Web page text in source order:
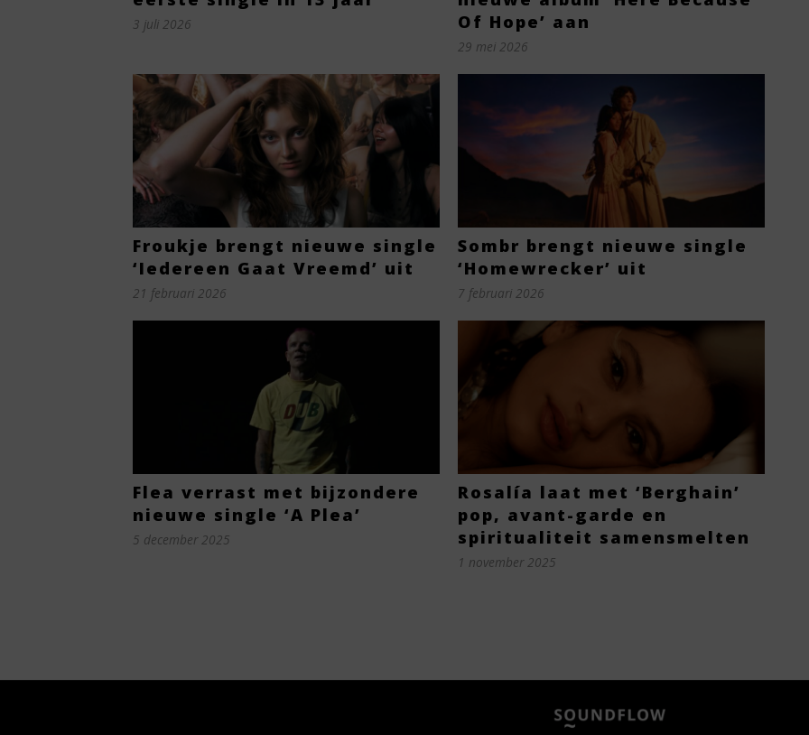
3 juli 2026
Of Hope’ aan
29 mei 2026
Froukje brengt nieuwe single
‘Iedereen Gaat Vreemd’ uit
21 februari 2026
Sombr brengt nieuwe single
‘Homewrecker’ uit
7 februari 2026
Flea verrast met bijzondere
nieuwe single ‘A Plea’
5 december 2025
Rosalía laat met ‘Berghain’
pop, avant-garde en
spiritualiteit samensmelten
1 november 2025